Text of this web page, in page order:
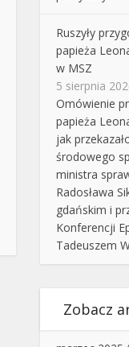
Ruszyły
papieża
w MSZ
5 sierpnia
Omówienie
papieża
jak
środowego
ministra
Radosława
gdańskim i
Konferencji
Tadeuszem
Zobacz